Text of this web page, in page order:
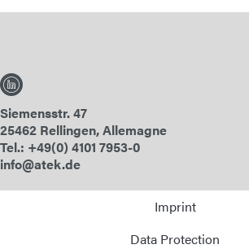
Siemensstr. 47
25462 Rellingen, Allemagne
Tel.: +49(0) 4101 7953-0
info@atek.de
Imprint
Data Protection